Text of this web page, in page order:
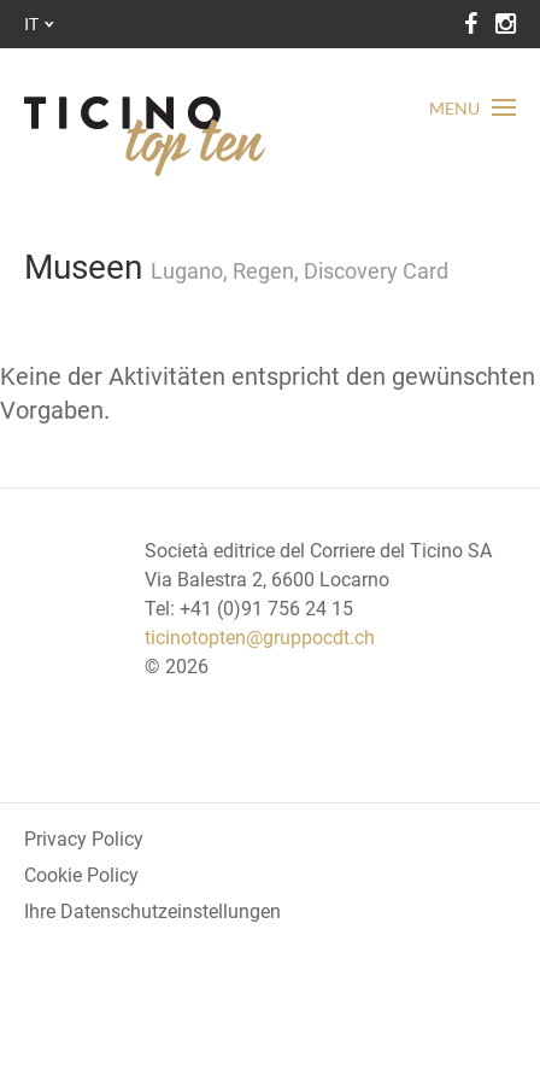
MENU
IT
Museen Lugano, Regen, Discovery Card
Keine der Aktivitäten entspricht den gewünschten
Vorgaben.
Società editrice del Corriere del Ticino SA
Via Balestra 2, 6600 Locarno
Tel: +41 (0)91 756 24 15
ticinotopten@gruppocdt.ch
© 2026
Privacy Policy
Cookie Policy
Ihre Datenschutzeinstellungen